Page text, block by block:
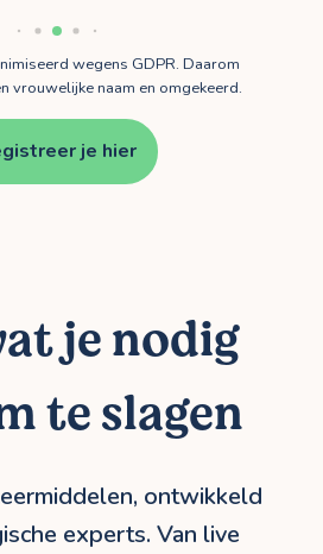
wegens GDPR. Daarom
vrouwelijke naam en omgekeerd.
je hier
je nodig
te slagen
ontwikkeld
experts. Van live